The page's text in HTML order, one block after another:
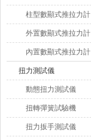
柱型數顯式推拉力計
外置數顯式推拉力計
內置數顯式推拉力計
扭力測試儀
動態扭力測試儀
扭轉彈簧試驗機
扭力扳手測試儀